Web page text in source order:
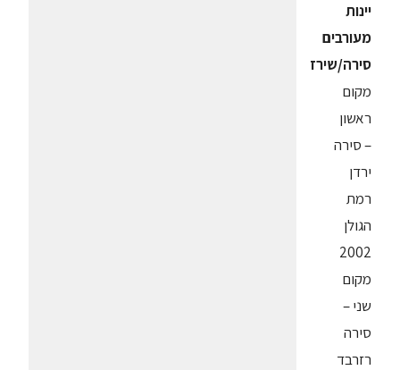
יינות
מעורבים
סירה/שירז
מקום
ראשון
– סירה
ירדן
רמת
הגולן
2002
מקום
שני –
סירה
רזרבד